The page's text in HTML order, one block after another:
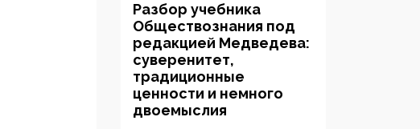
Разбор учебника
Обществознания под
редакцией Медведева:
суверенитет,
традиционные
ценности и немного
двоемыслия